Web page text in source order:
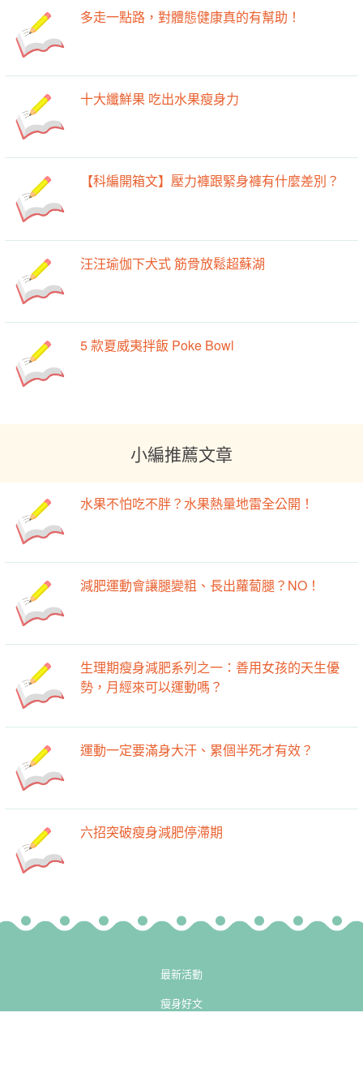
多走一點路，對體態健康真的有幫助！
十大纖鮮果 吃出水果瘦身力
【科編開箱文】壓力褲跟緊身褲有什麼差別？
汪汪瑜伽下犬式 筋骨放鬆超蘇湖
5 款夏威夷拌飯 Poke Bowl
小編推薦文章
水果不怕吃不胖？水果熱量地雷全公開！
減肥運動會讓腿變粗、長出蘿蔔腿？NO！
生理期瘦身減肥系列之一：善用女孩的天生優
勢，月經來可以運動嗎？
運動一定要滿身大汗、累個半死才有效？
六招突破瘦身減肥停滯期
最新活動
瘦身好文